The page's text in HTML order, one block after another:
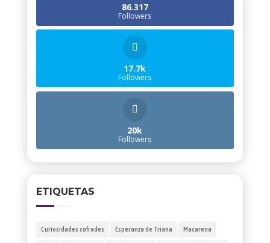
86.317
Followers
17.7k
Followers
20k
Followers
ETIQUETAS
Curiosidades cofrades Esperanza de Triana Macarena